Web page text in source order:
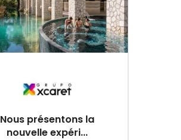
Nous présentons la
nouvelle expéri...